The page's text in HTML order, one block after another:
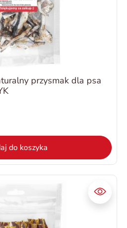
przysmak dla psa
do koszyka